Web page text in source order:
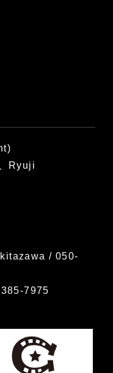
Ryuji
/ 050-
7975